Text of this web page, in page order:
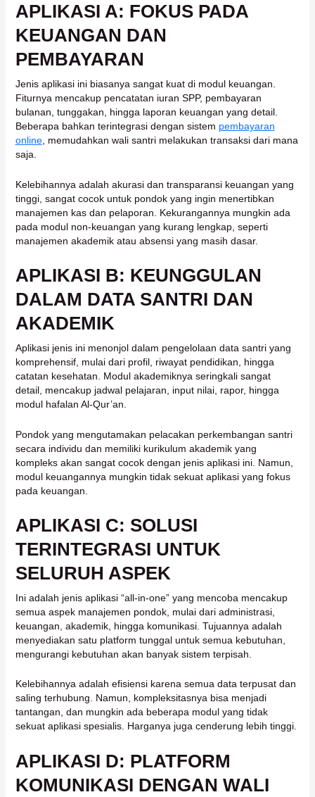
APLIKASI A: FOKUS PADA
KEUANGAN DAN
PEMBAYARAN
Jenis aplikasi ini biasanya sangat kuat di modul keuangan.
Fiturnya mencakup pencatatan iuran SPP, pembayaran
bulanan, tunggakan, hingga laporan keuangan yang detail.
Beberapa bahkan terintegrasi dengan sistem pembayaran
online, memudahkan wali santri melakukan transaksi dari mana
saja.
Kelebihannya adalah akurasi dan transparansi keuangan yang
tinggi, sangat cocok untuk pondok yang ingin menertibkan
manajemen kas dan pelaporan. Kekurangannya mungkin ada
pada modul non-keuangan yang kurang lengkap, seperti
manajemen akademik atau absensi yang masih dasar.
APLIKASI B: KEUNGGULAN
DALAM DATA SANTRI DAN
AKADEMIK
Aplikasi jenis ini menonjol dalam pengelolaan data santri yang
komprehensif, mulai dari profil, riwayat pendidikan, hingga
catatan kesehatan. Modul akademiknya seringkali sangat
detail, mencakup jadwal pelajaran, input nilai, rapor, hingga
modul hafalan Al-Qur’an.
Pondok yang mengutamakan pelacakan perkembangan santri
secara individu dan memiliki kurikulum akademik yang
kompleks akan sangat cocok dengan jenis aplikasi ini. Namun,
modul keuangannya mungkin tidak sekuat aplikasi yang fokus
pada keuangan.
APLIKASI C: SOLUSI
TERINTEGRASI UNTUK
SELURUH ASPEK
Ini adalah jenis aplikasi “all-in-one” yang mencoba mencakup
semua aspek manajemen pondok, mulai dari administrasi,
keuangan, akademik, hingga komunikasi. Tujuannya adalah
menyediakan satu platform tunggal untuk semua kebutuhan,
mengurangi kebutuhan akan banyak sistem terpisah.
Kelebihannya adalah efisiensi karena semua data terpusat dan
saling terhubung. Namun, kompleksitasnya bisa menjadi
tantangan, dan mungkin ada beberapa modul yang tidak
sekuat aplikasi spesialis. Harganya juga cenderung lebih tinggi.
APLIKASI D: PLATFORM
KOMUNIKASI DENGAN WALI